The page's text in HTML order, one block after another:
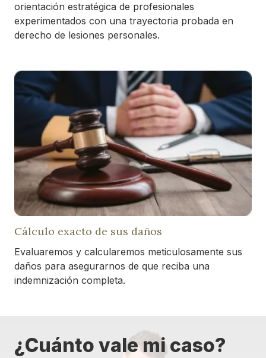
orientación estratégica de profesionales
experimentados con una trayectoria probada en
derecho de lesiones personales.
Cálculo exacto de sus daños
Evaluaremos y calcularemos meticulosamente sus
daños para asegurarnos de que reciba una
indemnización completa.
¿Cuánto vale mi caso?